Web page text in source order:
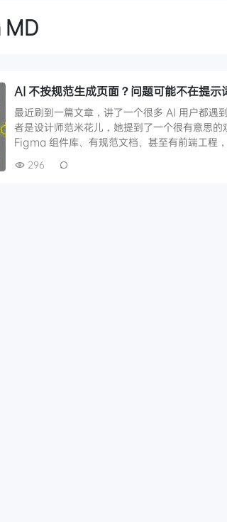
MD
AI 不按规范生成页面？问题可能不在提
最近刷到一篇文章，讲了一个很多 AI 用户都遇
者是设计师范米花儿，她提到了一个很有意思
Figma 组件库、有规范文档、甚至有前端工程
296